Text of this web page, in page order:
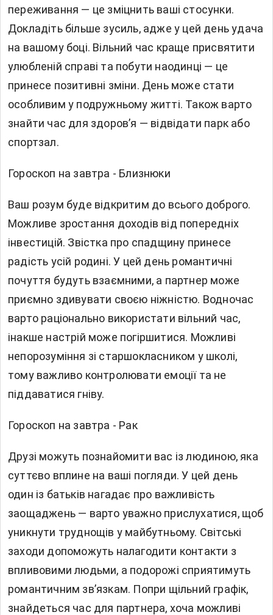
переживання — це зміцнить ваші стосунки.
Докладіть більше зусиль, адже у цей день удача
на вашому боці. Вільний час краще присвятити
улюбленій справі та побути наодинці — це
принесе позитивні зміни. День може стати
особливим у подружньому житті. Також варто
знайти час для здоров’я — відвідати парк або
спортзал.
Гороскоп на завтра - Близнюки
Ваш розум буде відкритим до всього доброго.
Можливе зростання доходів від попередніх
інвестицій. Звістка про спадщину принесе
радість усій родині. У цей день романтичні
почуття будуть взаємними, а партнер може
приємно здивувати своєю ніжністю. Водночас
варто раціонально використати вільний час,
інакше настрій може погіршитися. Можливі
непорозуміння зі старшокласником у школі,
тому важливо контролювати емоції та не
піддаватися гніву.
Гороскоп на завтра - Рак
Друзі можуть познайомити вас із людиною, яка
суттєво вплине на ваші погляди. У цей день
один із батьків нагадає про важливість
заощаджень — варто уважно прислухатися, щоб
уникнути труднощів у майбутньому. Світські
заходи допоможуть налагодити контакти з
впливовими людьми, а подорожі сприятимуть
романтичним зв’язкам. Попри щільний графік,
знайдеться час для партнера, хоча можливі